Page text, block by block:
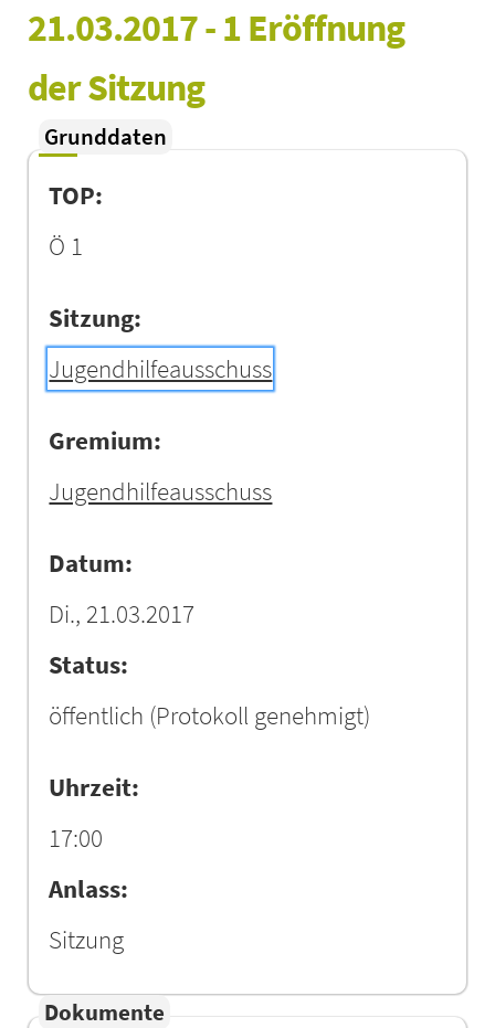
21.03.2017 - 1 Eröffnung
der Sitzung
Grunddaten
TOP:
Ö 1
Sitzung:
Jugendhilfeausschuss
Gremium:
Jugendhilfeausschuss
Datum:
Di., 21.03.2017
Status:
öffentlich (Protokoll genehmigt)
Uhrzeit:
17:00
Anlass:
Sitzung
Dokumente